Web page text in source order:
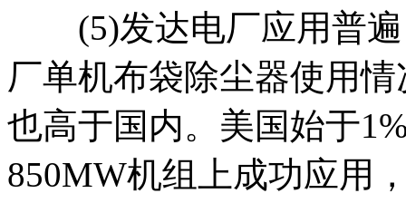
(5)发达电厂应用普遍
厂单机布袋除尘器使用
也高于国内。美国始于
850MW机组上成功应用